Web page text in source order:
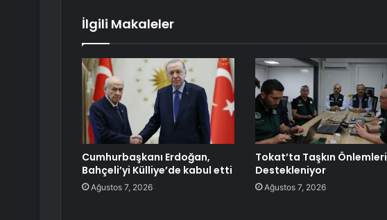
İlgili Makaleler
Cumhurbaşkanı Erdoğan,
Bahçeli’yi Külliye’de kabul etti
Ağustos 7, 2026
Tokat’ta Taşkın Önlemleri
Destekleniyor
Ağustos 7, 2026